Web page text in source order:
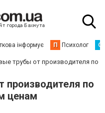
інформує П Психолог С
трубы от производителя по
производителя по
ценам